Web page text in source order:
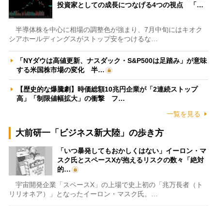
投資家としての成長につなげる4つの視点 「…
半導体株を中心に相場の調整色が強まり、7月中旬にはキオク
シアホールディングスがストップ安をつけるな…
「NYダウは高値更新、ナスダック・S&P500は足踏み」が意味
する米国株市場の変化 半…
【歴史的な爆騰劇】時価総額10兆円企業が「2連続ストップ
高」「制限値幅拡大」の衝撃 フ…
一覧を見る
大前研一「ビジネス新大陸」の歩き方
「いつ暴発してもおかしくはない」イーロン・マ
スク氏とスペースXが抱えるリスクの数々「絶対
的…
宇宙開発企業「スペースX」の上場で史上初の「兆万長者（ト
リリオネア）」となったイーロン・マスク氏。…